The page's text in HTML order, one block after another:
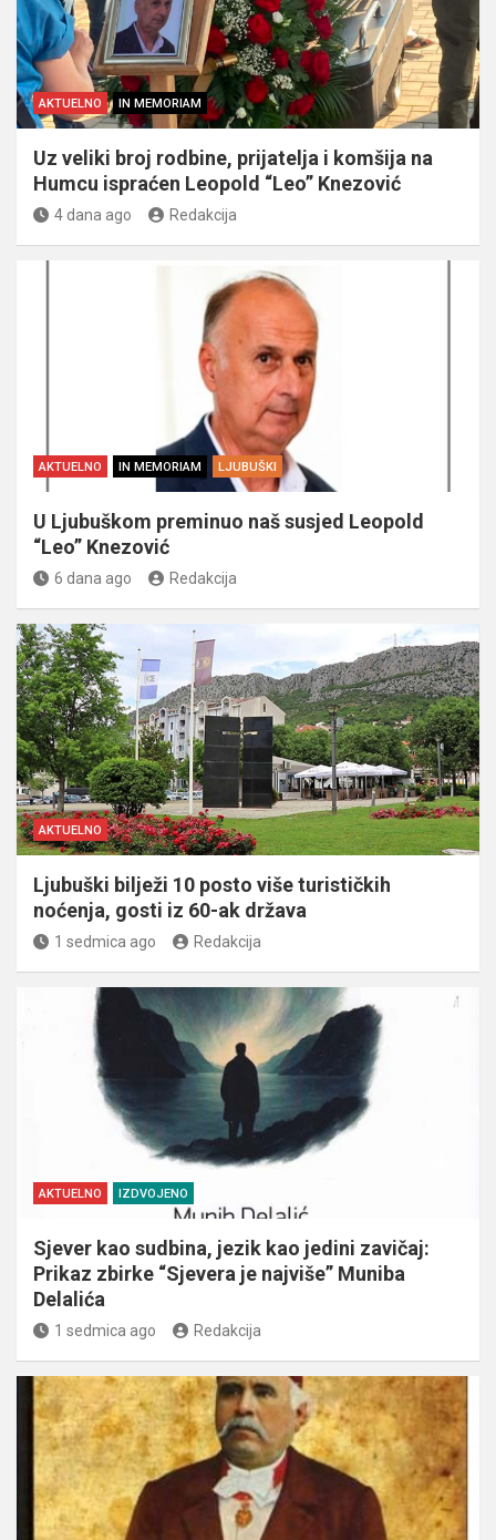
AKTUELNO IN MEMORIAM
Uz veliki broj rodbine, prijatelja i komšija na
Humcu ispraćen Leopold “Leo” Knezović
4 dana ago Redakcija
AKTUELNO IN MEMORIAM LJUBUŠKI
U Ljubuškom preminuo naš susjed Leopold
“Leo” Knezović
6 dana ago Redakcija
AKTUELNO
Ljubuški bilježi 10 posto više turističkih
noćenja, gosti iz 60-ak država
1 sedmica ago Redakcija
AKTUELNO IZDVOJENO
Sjever kao sudbina, jezik kao jedini zavičaj:
Prikaz zbirke “Sjevera je najviše” Muniba
Delalića
1 sedmica ago Redakcija